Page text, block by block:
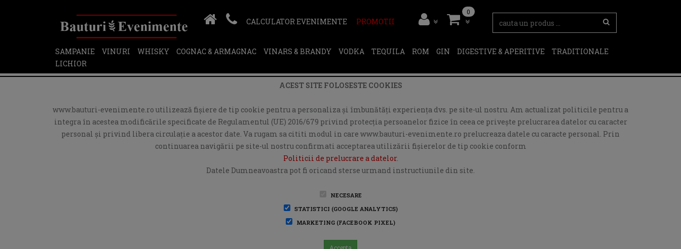
CALCULATOR EVENIMENTE PROMOTII
0
SAMPANIE VINURI WHISKY COGNAC & ARMAGNAC VINARS & BRANDY VODKA TEQUILA ROM GIN DIGESTIVE & APERITIVE
TRADITIONALE
LICHIOR
ACEST SITE FOLOSESTE COOKIES
www.bauturi-evenimente.ro utilizează fişiere de tip cookie pentru a personaliza și îmbunătăți experiența dvs. pe site-ul nostru. Am actualizat politicile pentru a
integra în acestea modificările specificate de Regulamentul (UE) 2016/679 privind protecția persoanelor fizice în ceea ce privește prelucrarea datelor cu caracter
personal și privind libera circulație a acestor date. Va rugam sa cititi modul in care www.bauturi-evenimente.ro prelucreaza datele cu caracte personal. Prin
continuarea navigării pe site-ul nostru confirmati acceptarea utilizării fişierelor de tip cookie conform
Politicii de prelucrare a datelor.
Datele Dumneavoastra pot fi oricand sterse urmand instructiunile din site.
NECESARE
STATISTICI (GOOGLE ANALYTICS)
MARKETING (FACEBOOK PIXEL)